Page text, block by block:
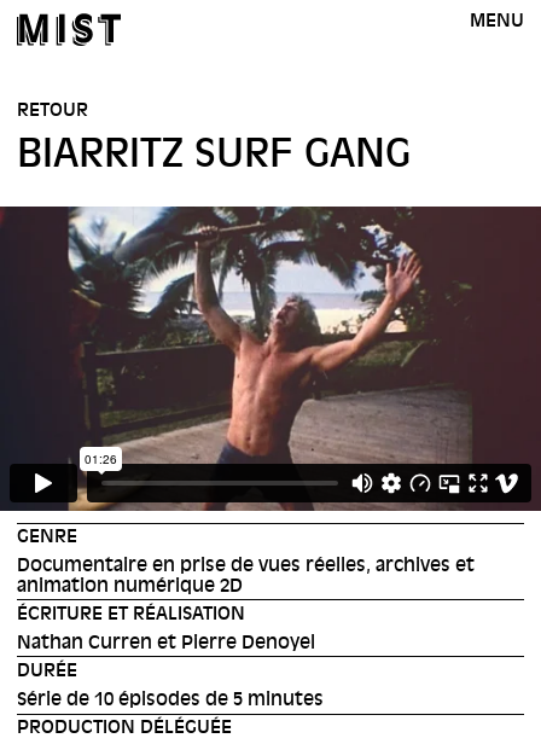
MENU
RETOUR
BIARRITZ SURF GANG
GENRE
Documentaire en prise de vues réelles, archives et
animation numérique 2D
ÉCRITURE ET RÉALISATION
Nathan Curren et Pierre Denoyel
DURÉE
Série de 10 épisodes de 5 minutes
PRODUCTION DÉLÉGUÉE